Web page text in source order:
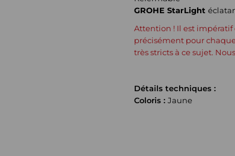
GROHE StarLight
Attention ! Il est
précisément pour
très stricts à ce sujet.
Détails techniques :
Coloris :Jaune